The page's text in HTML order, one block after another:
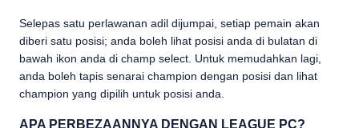
Selepas satu perlawanan adil dijumpai, setiap pemain akan
diberi satu posisi; anda boleh lihat posisi anda di bulatan di
bawah ikon anda di champ select. Untuk memudahkan lagi,
anda boleh tapis senarai champion dengan posisi dan lihat
champion yang dipilih untuk posisi anda.
APA PERBEZAANNYA DENGAN LEAGUE PC?